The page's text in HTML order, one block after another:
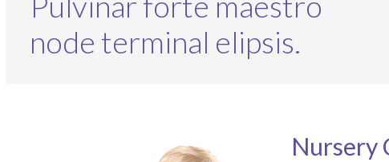
node terminal elipsis.
Nursery